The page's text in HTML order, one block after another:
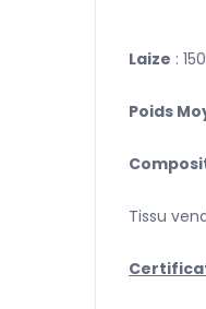
Laize :
Poids
Tissu